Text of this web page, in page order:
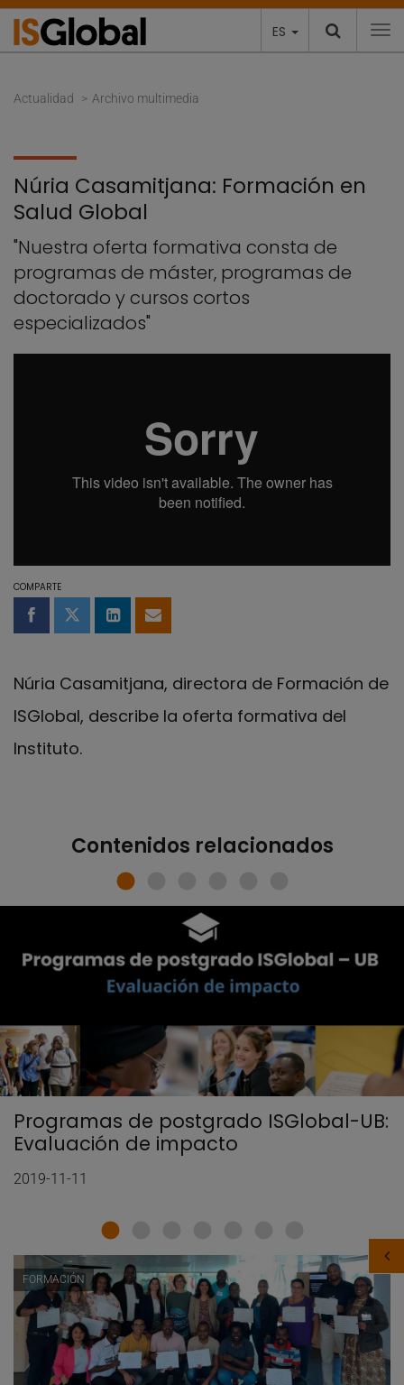
ES
Actualidad Archivo multimedia
Núria Casamitjana: Formación en
Salud Global
"Nuestra oferta formativa consta de
programas de máster, programas de
doctorado y cursos cortos
especializados"
COMPARTE
Compartir en Facebook
Compartir en Twitter
Compartir en LinkedIn
Compartir por email
Núria Casamitjana, directora de Formación de
ISGlobal, describe la oferta formativa del
Instituto.
Contenidos relacionados
Programas de postgrado ISGlobal-UB:
Evaluación de impacto
2019-11-11
FORMACIÓN